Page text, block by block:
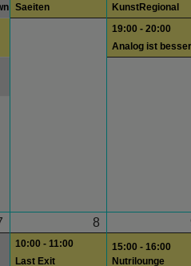
Saeiten
KunstRegional
19:00 - 20:00
Analog ist besser
8
10:00 - 11:00
Last Exit
15:00 - 16:00
Nutrilounge